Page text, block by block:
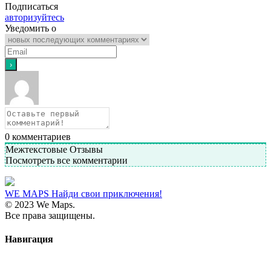
Подписаться
авторизуйтесь
Уведомить о
0 комментариев
Межтекстовые Отзывы
Посмотреть все комментарии
WE MAPS Найди свои приключения!
© 2023 We Maps.
Все права защищены.
Навигация